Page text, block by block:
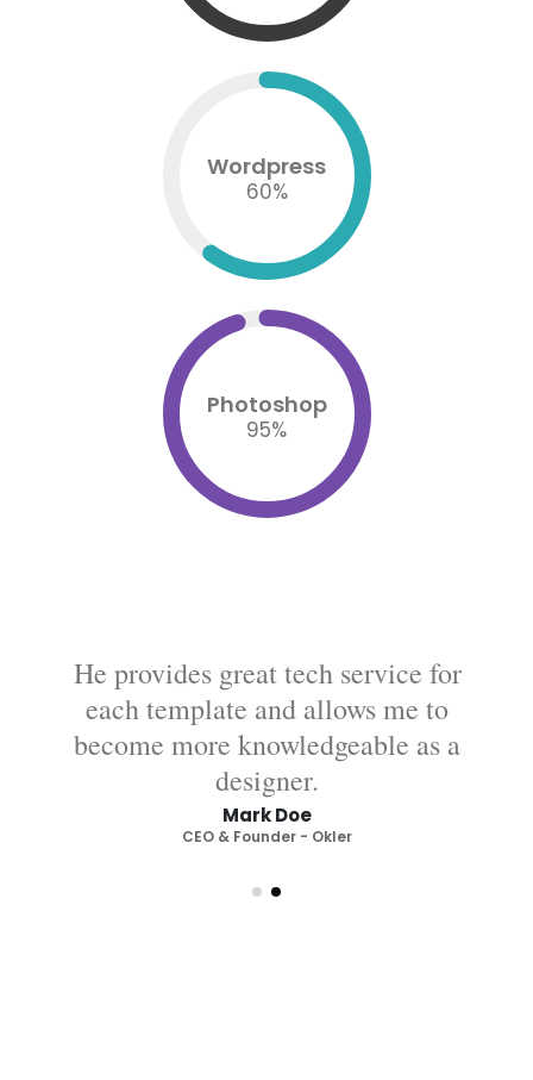
Wordpress
60%
Photoshop
95%
He provides great tech service for
each template and allows me to
become more knowledgeable as a
designer.
Mark Doe
CEO & Founder - Okler